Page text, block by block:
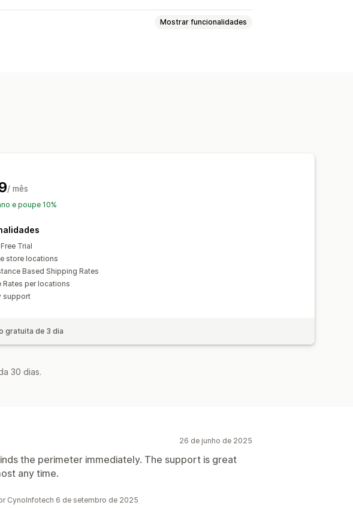
Mostrar funcionalidades
/ mês
e poupe 10%
Trial
store locations
Based Shipping Rates
Rates per locations
support
gratuita de 3 dia
30 dias.
26 de junho de 2025
the perimeter immediately. The support is great
any time.
CynoInfotech 6 de setembro de 2025